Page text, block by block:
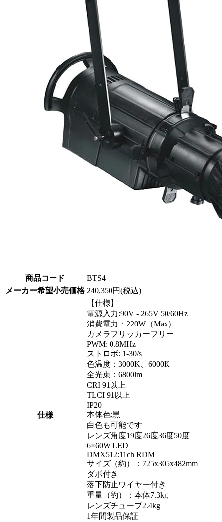
商品コード
BTS4
メーカー希望小売価格 240,350円(税込)
仕様
【仕様】
電源入力:90V - 265V 50/60Hz
消費電力：220W（Max）
カメラフリッカーフリー
PWM: 0.8MHz
ストロボ: 1-30/s
色温度：3000K、6000K
全光束：6800lm
CRI 91以上
TLCI 91以上
IP20
本体色:黒
白色も可能です
レンズ角度19度26度36度50度
6×60W LED
DMX512:11ch RDM
サイズ（約）：725x305x482mm
ダボ付き
落下防止ワイヤー付き
重量（約）：本体7.3kg
レンズチューブ2.4kg
1年間製品保証